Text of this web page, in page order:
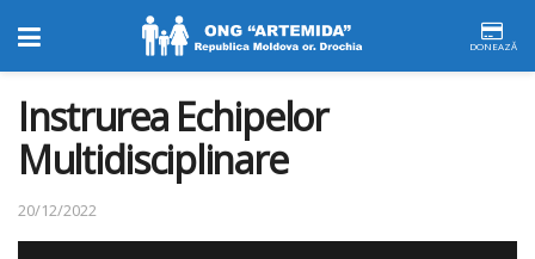
DONEAZĂ
Instrurea Echipelor
Multidisciplinare
20/12/2022